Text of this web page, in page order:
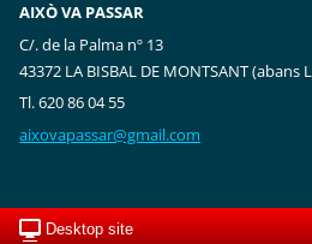
AIXÒ VA PASSAR
C/. de la Palma nº 13
43372 LA BISBAL DE MONTSANT (abans
Tl. 620 86 04 55
aixovapassar@gmail.com
Desktop site